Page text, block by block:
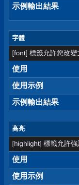
示例輸出結果
字體
[font] 標籤允許您改變
使用
使用示例
示例輸出結果
高亮
[highlight] 標籤允許強
使用
使用示例